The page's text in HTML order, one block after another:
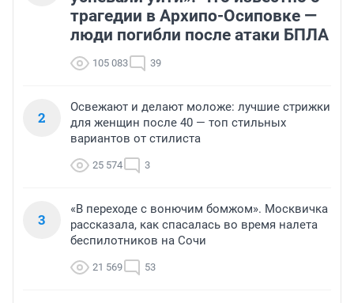
трагедии в Архипо-Осиповке —
люди погибли после атаки БПЛА
105 083 39
2
Освежают и делают моложе: лучшие стрижки
для женщин после 40 — топ стильных
вариантов от стилиста
25 574 3
3
«В переходе с вонючим бомжом». Москвичка
рассказала, как спасалась во время налета
беспилотников на Сочи
21 569 53